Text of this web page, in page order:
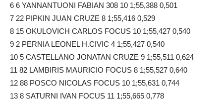
6 6 YANNANTUONI FABIAN 308 10 1;55,388 0,501
7 22 PIPKIN JUAN CRUZE 8 1;55,416 0,529
8 15 OKULOVICH CARLOS FOCUS 10 1;55,427 0,540
9 2 PERNIA LEONEL H.CIVIC 4 1;55,427 0,540
10 5 CASTELLANO JONATAN CRUZE 9 1;55,511 0,624
11 82 LAMBIRIS MAURICIO FOCUS 8 1;55,527 0,640
12 88 POSCO NICOLAS FOCUS 10 1;55,631 0,744
13 8 SATURNI IVAN FOCUS 11 1;55,665 0,778